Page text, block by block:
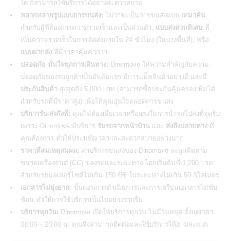
ใด ก็สามารถใช้บริการได้อย่างสะดวกสบาย
หลากหลายรูปแบบการขนส่ง: ไม่ว่าจะเป็นการขนส่งแบบ เหมาคัน
สำหรับผู้ที่ต้องการความรวดเร็วและเป็นส่วนตัว, แบบส่งด่วนพิเศษ ที่
เน้นความรวดเร็วในการจัดส่งภายใน 24 ชั่วโมง (ในบางพื้นที่), หรือ
แบบฝากส่ง ที่มีราคาคุ้มค่ากว่า
ปลอดภัย มั่นใจทุกการเดินทาง: Dinomove ให้ความสำคัญกับความ
ปลอดภัยของรถลูกค้าเป็นอันดับแรก มีการแพ็คสินค้าอย่างดี และมี
ประกันสินค้า สูงสุดถึง 5,000 บาท (สามารถซื้อประกันคุ้มครองเพิ่มได้
สำหรับรถที่มีราคาสูง) เพื่อให้คุณอุ่นใจตลอดการขนส่ง
บริการรับ-ส่งถึงที่: คุณไม่ต้องเสียเวลาหรือแรงในการนำรถไปส่งที่จุดรับ
เพราะ Dinomove มีบริการ รับรถจากหน้าบ้าน และ ส่งถึงปลายทาง ที่
คุณต้องการ ทำให้ประหยัดเวลาและสะดวกสบายอย่างมาก
ราคาที่สมเหตุสมผล: ค่าบริการขนส่งของ Dinomove จะถูกคิดตาม
ขนาดเครื่องยนต์ (CC) ของรถและระยะทาง โดยเริ่มต้นที่ 1,200 บาท
สำหรับรถมอเตอร์ไซค์ไม่เกิน 150 ซีซี ในระยะทางไม่เกิน 50 กิโลเมตร
เอกสารไม่ยุ่งยาก: ขั้นตอนการดำเนินการและการเตรียมเอกสารไม่ซับ
ซ้อน ทำให้การใช้บริการเป็นไปอย่างราบรื่น
บริการทุกวัน: Dinomove เปิดให้บริการทุกวัน ไม่มีวันหยุด ตั้งแต่เวลา
08:00 – 20:00 น. คุณจึงสามารถติดต่อและใช้บริการได้ตามสะดวก